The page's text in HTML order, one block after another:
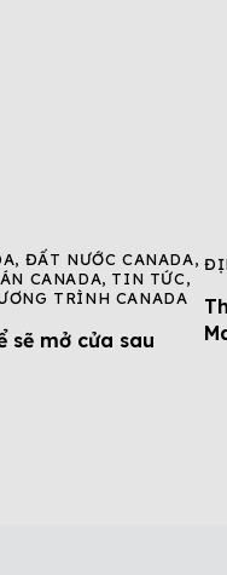
, ĐẤT NƯỚC CANADA,
CANADA, TIN TỨC,
TRÌNH CANADA
sẽ mở cửa sau